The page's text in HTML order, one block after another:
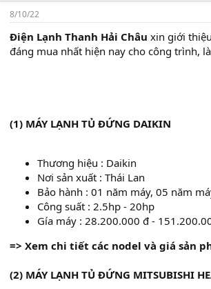
8/10/22
Điện Lạnh Thanh Hải Châu xin giới
đáng mua nhất hiện nay cho công trình,
(1) MÁY LẠNH TỦ ĐỨNG DAIKIN
Thương hiệu : Daikin
Nơi sản xuất : Thái Lan
Bảo hành : 01 năm máy, 05 năm
Công suất : 2.5hp - 20hp
Gía máy : 28.200.000 đ -
=> Xem chi tiết các nodel và giá sản
(2) MÁY LẠNH TỦ ĐỨNG MITSUBISHI